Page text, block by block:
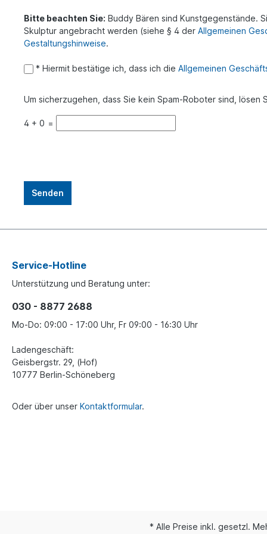
Bitte beachten Sie: Buddy Bären sind Kunstgegenstände.
Skulptur angebracht werden (siehe § 4 der Allgemeinen
Gestaltungshinweise.
* Hiermit bestätige ich, dass ich die Allgemeinen
Um sicherzugehen, dass Sie kein Spam-Roboter sind, lösen
4 + 0 =
Service-Hotline
Unterstützung und Beratung unter:
030 - 8877 2688
Mo-Do: 09:00 - 17:00 Uhr, Fr 09:00 - 16:30 Uhr
Ladengeschäft:
Geisbergstr. 29, (Hof)
10777 Berlin-Schöneberg
Oder über unser Kontaktformular.
* Alle Preise inkl. gesetzl.